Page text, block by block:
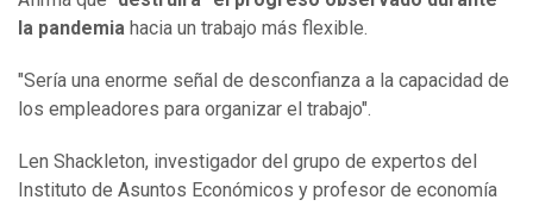
la pandemia hacia un trabajo más flexible.
"Sería una enorme señal de desconfianza a la capacidad de
los empleadores para organizar el trabajo".
Len Shackleton, investigador del grupo de expertos del
Instituto de Asuntos Económicos y profesor de economía